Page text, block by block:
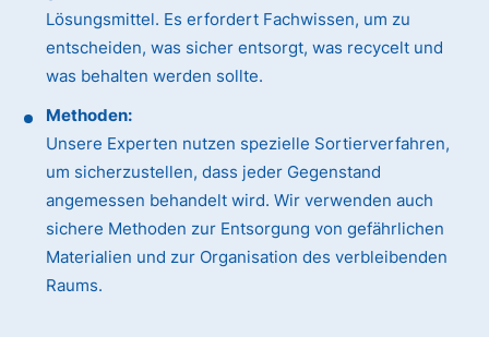
Lösungsmittel. Es erfordert Fachwissen, um zu
entscheiden, was sicher entsorgt, was recycelt und
was behalten werden sollte.
Methoden:
Unsere Experten nutzen spezielle Sortierverfahren,
um sicherzustellen, dass jeder Gegenstand
angemessen behandelt wird. Wir verwenden auch
sichere Methoden zur Entsorgung von gefährlichen
Materialien und zur Organisation des verbleibenden
Raums.